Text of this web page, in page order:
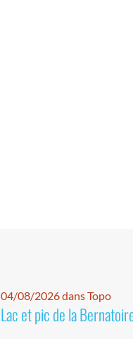
04/08/2026 dans Topo
Lac et pic de la